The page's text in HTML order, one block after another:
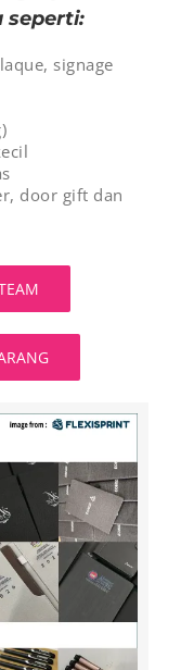
seperti:
signage
door gift dan